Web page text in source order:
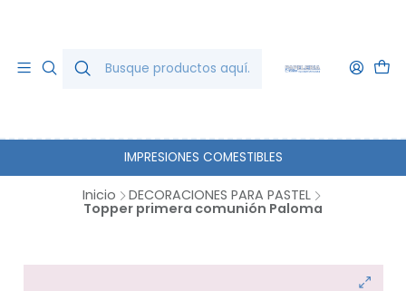
IMPRESIONES COMESTIBLES
Inicio DECORACIONES PARA PASTEL
Topper primera comunión Paloma